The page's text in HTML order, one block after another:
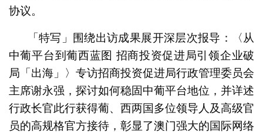
协议。
「特写」围绕出访成果展开深层次报导：〈从
中葡平台到葡西蓝图 招商投资促进局引领企业破
局「出海」〉专访招商投资促进局行政管理委员会
主席谢永强，探讨如何稳固中葡平台地位，并详述
行政长官此行获得葡、西两国多位领导人及高级官
员的高规格官方接待，彰显了澳门强大的国际网络